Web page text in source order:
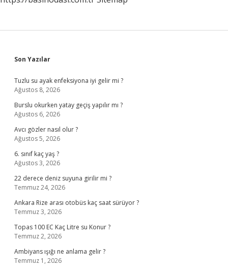
Sidebar
Son Yazılar
Tuzlu su ayak enfeksiyona iyi gelir mi ?
Ağustos 8, 2026
Burslu okurken yatay geçiş yapılır mı ?
Ağustos 6, 2026
Avcı gözler nasıl olur ?
Ağustos 5, 2026
6. sınıf kaç yaş ?
Ağustos 3, 2026
22 derece deniz suyuna girilir mi ?
Temmuz 24, 2026
Ankara Rize arası otobüs kaç saat sürüyor ?
Temmuz 3, 2026
Topas 100 EC Kaç Litre su Konur ?
Temmuz 2, 2026
Ambiyans ışığı ne anlama gelir ?
Temmuz 1, 2026